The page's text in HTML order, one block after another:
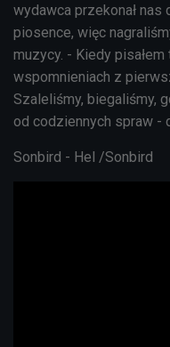
wydawca przekonał nas
piosence, więc
muzycy. - Kiedy
wspomnieniach z
Szaleliśmy, biegaliśmy,
od codziennych spraw -
Sonbird - Hel /Sonbird